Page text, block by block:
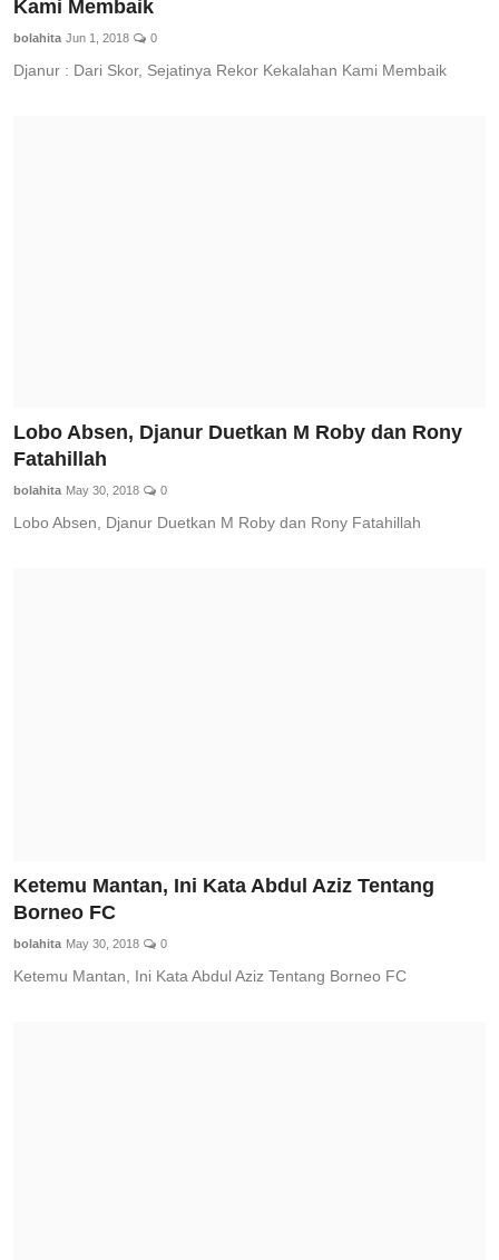
Kami Membaik
bolahita Jun 1, 2018 0
Djanur : Dari Skor, Sejatinya Rekor Kekalahan Kami Membaik
Lobo Absen, Djanur Duetkan M Roby dan Rony
Fatahillah
bolahita May 30, 2018 0
Lobo Absen, Djanur Duetkan M Roby dan Rony Fatahillah
Ketemu Mantan, Ini Kata Abdul Aziz Tentang
Borneo FC
bolahita May 30, 2018 0
Ketemu Mantan, Ini Kata Abdul Aziz Tentang Borneo FC